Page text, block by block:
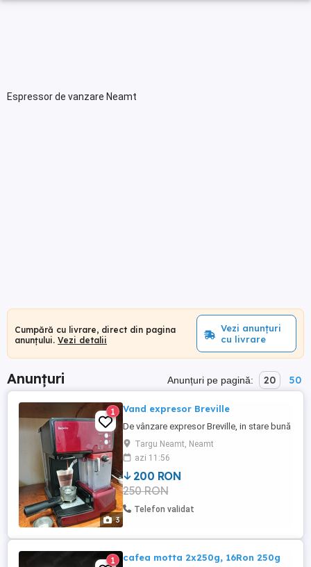
Espressor de vanzare Neamt
Cumpără cu livrare, direct din pagina
anunțului. Vezi detalii
Vezi anunțuri
cu livrare
Anunțuri Anunțuri pe pagină: 20 50
3
1 Vand expresor Breville
De vânzare expresor Breville, in stare bună
Targu Neamt, Neamt
azi 11:56
200 RON
250 RON
Telefon validat
1 cafea motta 2x250g, 16Ron 250g